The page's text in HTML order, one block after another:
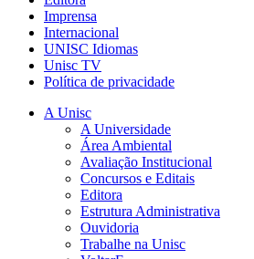
Imprensa
Internacional
UNISC Idiomas
Unisc TV
Política de privacidade
A Unisc
A Universidade
Área Ambiental
Avaliação Institucional
Concursos e Editais
Editora
Estrutura Administrativa
Ouvidoria
Trabalhe na Unisc